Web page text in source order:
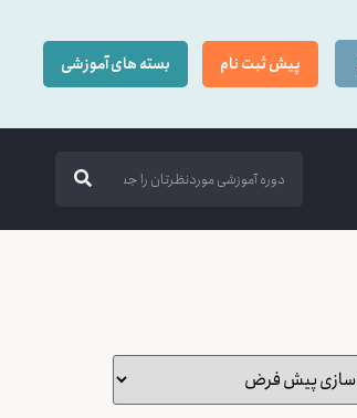
پیش ثبت نام بسته های آموزشی